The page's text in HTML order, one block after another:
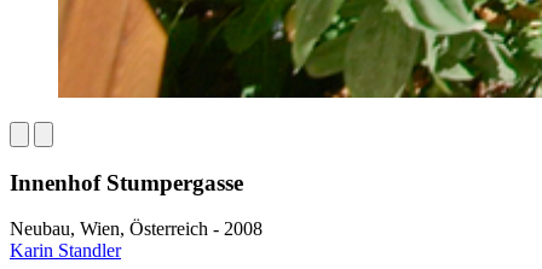
Innenhof Stumpergasse
Neubau, Wien, Österreich - 2008
Karin Standler